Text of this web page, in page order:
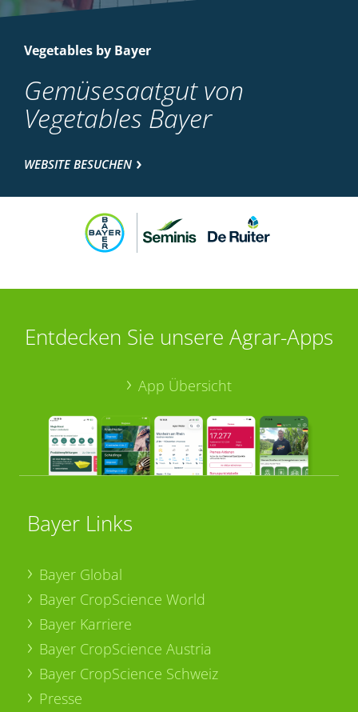
Vegetables by Bayer
Gemüsesaatgut von
Vegetables Bayer
WEBSITE BESUCHEN
Entdecken Sie unsere Agrar-Apps
App Übersicht
Bayer Links
Bayer Global
Bayer CropScience World
Bayer Karriere
Bayer CropScience Austria
Bayer CropScience Schweiz
Presse